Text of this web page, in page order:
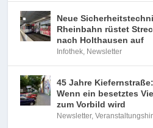
Neue
Rheinbahn rüstet
nach Holthausen auf
Infothek, Newsletter
45 Jahre Kiefernstraße:
Wenn ein besetztes
zum Vorbild wird
Newsletter,